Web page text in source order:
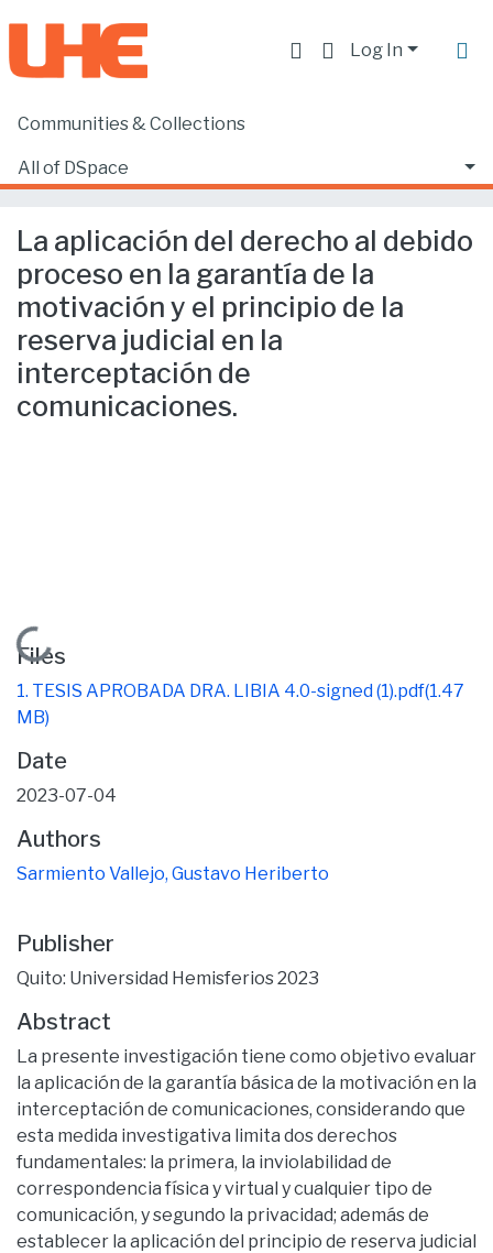
Log In
Communities & Collections
All of DSpace
Home
Facultad de Derecho
La aplicación del derecho al debido proceso en la garantía de la motivación y el principio de la reserva judicial en la interceptación de comunicaciones.
La aplicación del derecho al debido
proceso en la garantía de la
motivación y el principio de la
reserva judicial en la
interceptación de
comunicaciones.
Loading...
Files
1. TESIS APROBADA DRA. LIBIA 4.0-signed (1).pdf(1.47
MB)
Date
2023-07-04
Authors
Sarmiento Vallejo, Gustavo Heriberto
Publisher
Quito: Universidad Hemisferios 2023
Abstract
La presente investigación tiene como objetivo evaluar
la aplicación de la garantía básica de la motivación en la
interceptación de comunicaciones, considerando que
esta medida investigativa limita dos derechos
fundamentales: la primera, la inviolabilidad de
correspondencia física y virtual y cualquier tipo de
comunicación, y segundo la privacidad; además de
establecer la aplicación del principio de reserva judicial